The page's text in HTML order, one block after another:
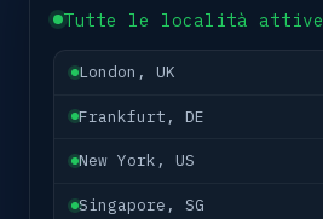
Tutte le località attive
London, UK
Frankfurt, DE
New York, US
Singapore, SG